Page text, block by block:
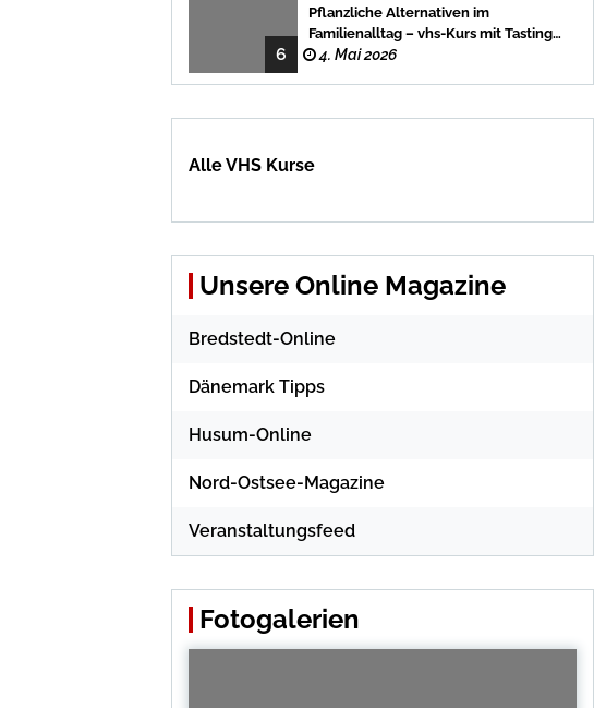
6
Pflanzliche Alternativen im
Familienalltag – vhs-Kurs mit Tasting
und einfachen DIY-Rezepten
4. Mai 2026
Alle VHS Kurse
Unsere Online Magazine
Bredstedt-Online
Dänemark Tipps
Husum-Online
Nord-Ostsee-Magazine
Veranstaltungsfeed
Fotogalerien